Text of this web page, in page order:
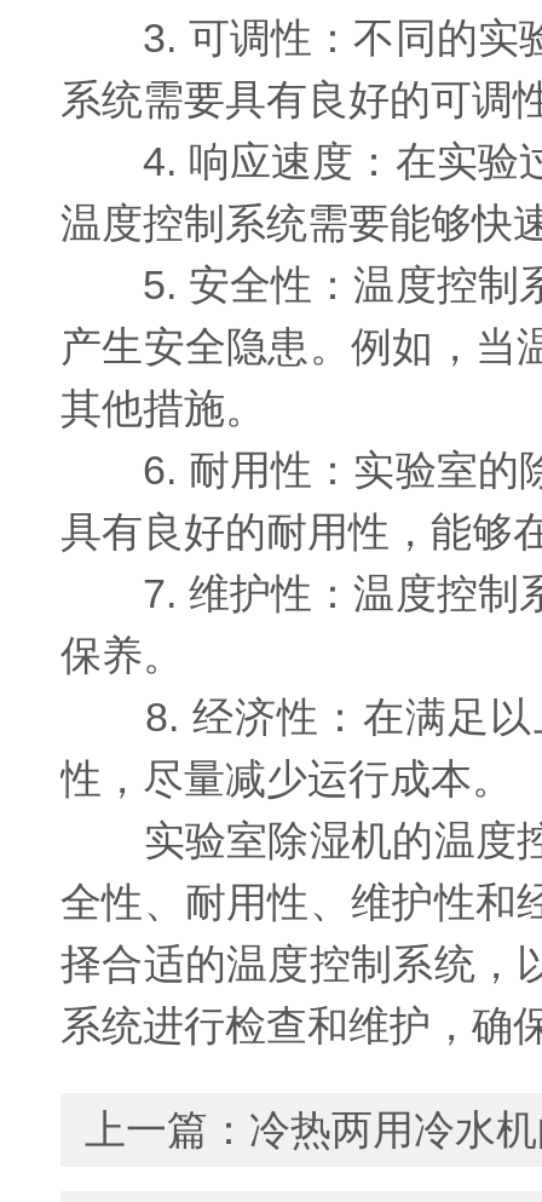
3. 可调性：不同的实验
系统需要具有良好的可调
4. 响应速度：在实验过
温度控制系统需要能够快
5. 安全性：温度控制系
产生安全隐患。例如，当
其他措施。
6. 耐用性：实验室的除
具有良好的耐用性，能够
7. 维护性：温度控制系
保养。
8. 经济性：在满足以
性，尽量减少运行成本。
实验室除湿机的温度控
全性、耐用性、维护性和
择合适的温度控制系统，
系统进行检查和维护，确
上一篇： 冷热两用冷水